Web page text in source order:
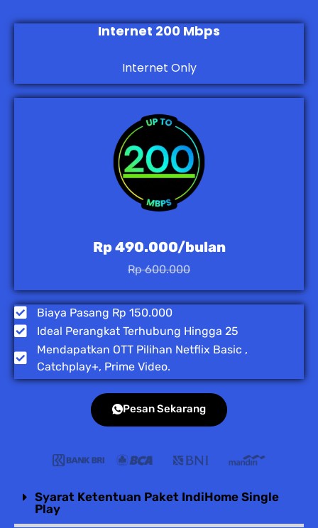
Internet 200 Mbps
Internet Only
Rp 490.000/bulan
Rp 600.000
Biaya Pasang Rp 150.000
Ideal Perangkat Terhubung Hingga 25
Mendapatkan OTT Pilihan Netflix Basic ,
Catchplay+, Prime Video.
Pesan Sekarang
Syarat Ketentuan Paket IndiHome Single
Play